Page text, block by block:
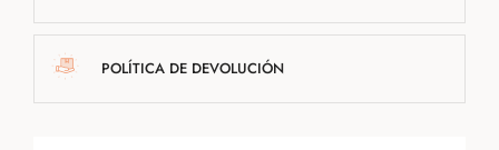
POLÍTICA DE DEVOLUCIÓN